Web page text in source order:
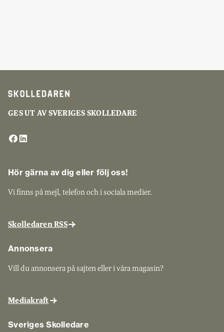
GES UT AV SVERIGES SKOLLEDARE
Hör gärna av dig eller följ oss!
Vi finns på mejl, telefon och i sociala medier.
Skolledaren RSS
Annonsera
Vill du annonsera på sajten eller i våra magasin?
Mediakraft
Sveriges Skolledare